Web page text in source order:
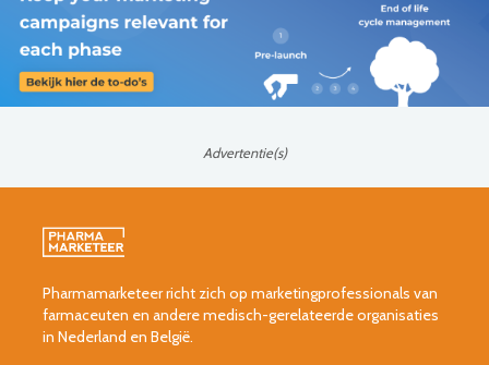
Advertentie(s)
Pharmamarketeer richt zich op marketingprofessionals van
farmaceuten en andere medisch-gerelateerde organisaties
in Nederland en België.